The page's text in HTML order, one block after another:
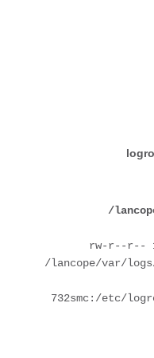
/
-rw-r--r--
/lancope/var/
732smc:/etc/